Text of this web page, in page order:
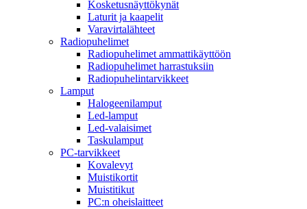
Kosketusnäyttökynät
Laturit ja kaapelit
Varavirtalähteet
Radiopuhelimet
Radiopuhelimet ammattikäyttöön
Radiopuhelimet harrastuksiin
Radiopuhelintarvikkeet
Lamput
Halogeenilamput
Led-lamput
Led-valaisimet
Taskulamput
PC-tarvikkeet
Kovalevyt
Muistikortit
Muistitikut
PC:n oheislaitteet